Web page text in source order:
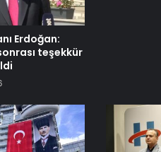
Erdoğan:
teşekkür